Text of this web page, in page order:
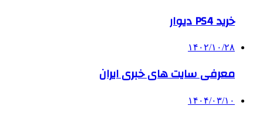
خرید PS4 دیوار
۱۴۰۲/۱۰/۲۸
معرفی سایت های خبری ایران
۱۴۰۴/۰۳/۱۰